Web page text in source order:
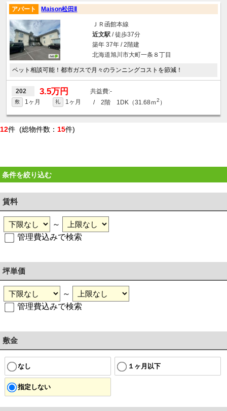
アパート Maison松田Ⅱ
ＪＲ函館本線
近文駅/ 徒歩37分
築年 37年 / 2階建
北海道旭川市大町一条８丁目
ペット相談可能！都市ガスで月々のランニングコストを節減！
202 3.5万円 -
敷 1ヶ月 礼 1ヶ月 / 2階 1DK（31.68ｍ2 ）
12件 (総物件数： 15件)
条件を絞り込む
賃料
～
管理費込みで検索
坪単価
～
管理費込みで検索
敷金
なし １ヶ月以下
指定しない